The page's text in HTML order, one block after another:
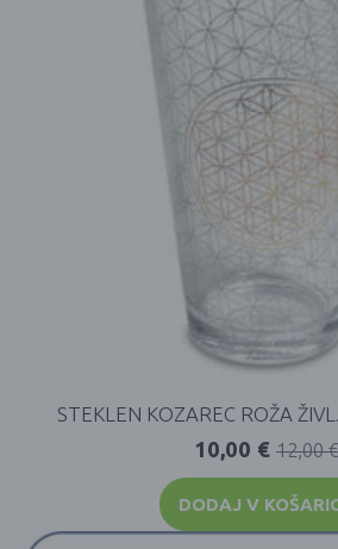
STEKLEN KOZAREC ROŽA
12,00€
10,00 €
DODAJ V